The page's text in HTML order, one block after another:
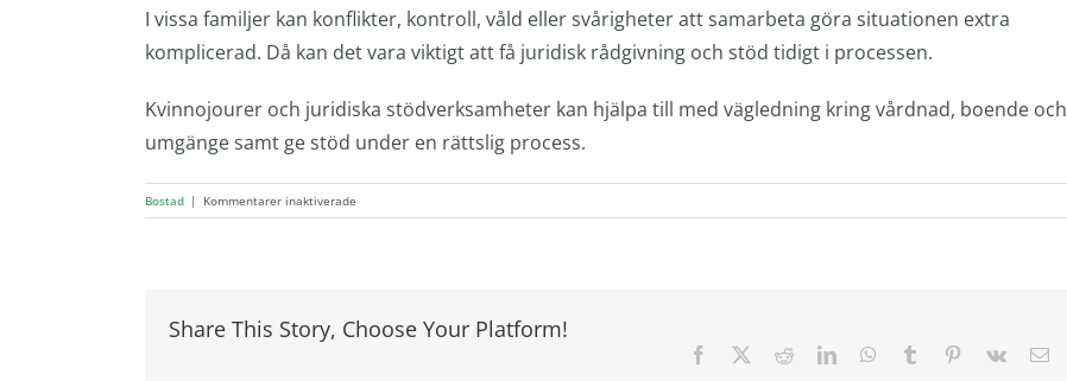
I vissa familjer kan konflikter, kontroll, våld eller svårigheter att samarbeta göra situationen extra
komplicerad. Då kan det vara viktigt att få juridisk rådgivning och stöd tidigt i processen.
Kvinnojourer och juridiska stödverksamheter kan hjälpa till med vägledning kring vårdnad, boende och
umgänge samt ge stöd under en rättslig process.
Bostad | Kommentarer inaktiverade
Kan
barn
Share This Story, Choose Your Platform!
Facebook RedditLinkedInWhatsApp
Tumblr Pinterest
Vk
E-